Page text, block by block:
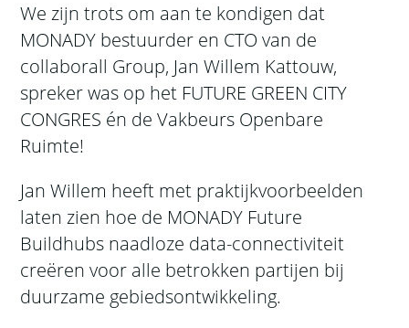
We zijn trots om aan te kondigen dat
MONADY bestuurder en CTO van de
collaborall Group, Jan Willem Kattouw,
spreker was op het FUTURE GREEN CITY
CONGRES én de Vakbeurs Openbare
Ruimte!
Jan Willem heeft met praktijkvoorbeelden
laten zien hoe de MONADY Future
Buildhubs naadloze data-connectiviteit
creëren voor alle betrokken partijen bij
duurzame gebiedsontwikkeling.